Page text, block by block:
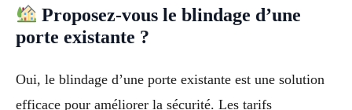
Proposez-vous le blindage d’une
porte existante ?
Oui, le blindage d’une porte existante est une solution
efficace pour améliorer la sécurité. Les tarifs